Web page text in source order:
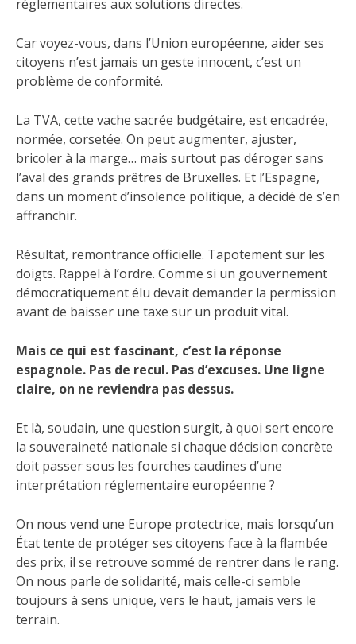
réglementaires aux solutions directes.
Car voyez-vous, dans l’Union européenne, aider ses
citoyens n’est jamais un geste innocent, c’est un
problème de conformité.
La TVA, cette vache sacrée budgétaire, est encadrée,
normée, corsetée. On peut augmenter, ajuster,
bricoler à la marge… mais surtout pas déroger sans
l’aval des grands prêtres de Bruxelles. Et l’Espagne,
dans un moment d’insolence politique, a décidé de s’en
affranchir.
Résultat, remontrance officielle. Tapotement sur les
doigts. Rappel à l’ordre. Comme si un gouvernement
démocratiquement élu devait demander la permission
avant de baisser une taxe sur un produit vital.
Mais ce qui est fascinant, c’est la réponse
espagnole. Pas de recul. Pas d’excuses. Une ligne
claire, on ne reviendra pas dessus.
Et là, soudain, une question surgit, à quoi sert encore
la souveraineté nationale si chaque décision concrète
doit passer sous les fourches caudines d’une
interprétation réglementaire européenne ?
On nous vend une Europe protectrice, mais lorsqu’un
État tente de protéger ses citoyens face à la flambée
des prix, il se retrouve sommé de rentrer dans le rang.
On nous parle de solidarité, mais celle-ci semble
toujours à sens unique, vers le haut, jamais vers le
terrain.